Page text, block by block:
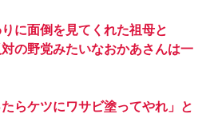
に面倒を見てくれた祖母と
の野党みたいなおかあさんは一
らケツにワサビ塗ってやれ」と